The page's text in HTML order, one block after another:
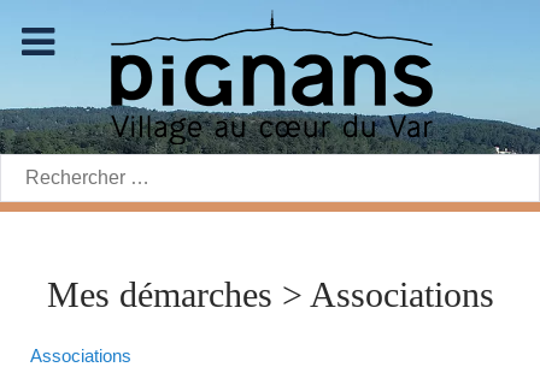
Rechercher:
Mes démarches > Associations
Associations